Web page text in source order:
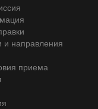
и направления
приема